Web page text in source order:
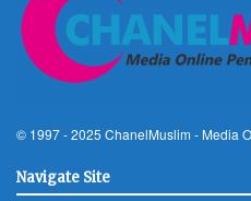
© 1997 - 2025 ChanelMuslim - Media
Navigate Site